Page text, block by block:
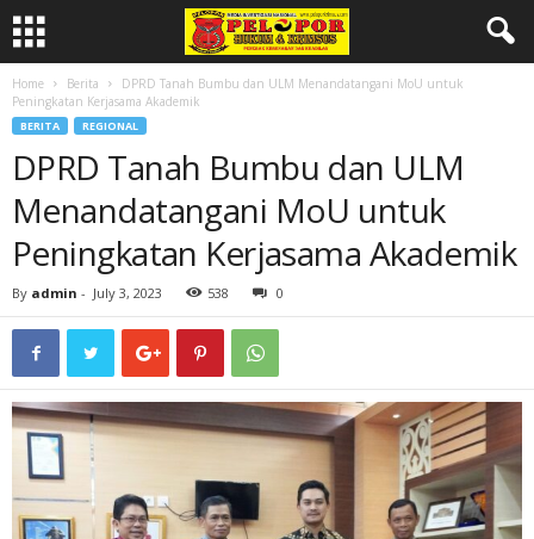
Home Berita
DPRD Tanah Bumbu dan ULM Menandatangani MoU untuk
Peningkatan Kerjasama Akademik
BERITA REGIONAL
DPRD Tanah Bumbu dan ULM
Menandatangani MoU untuk
Peningkatan Kerjasama Akademik
By admin - July 3, 2023 538 0